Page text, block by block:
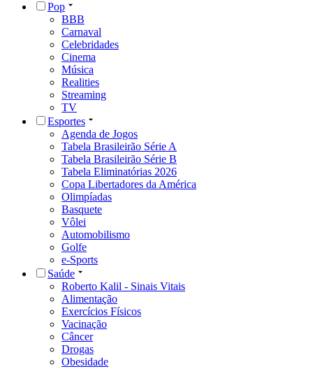
Pop
BBB
Carnaval
Celebridades
Cinema
Música
Realities
Streaming
TV
Esportes
Agenda de Jogos
Tabela Brasileirão Série A
Tabela Brasileirão Série B
Tabela Eliminatórias 2026
Copa Libertadores da América
Olimpíadas
Basquete
Vôlei
Automobilismo
Golfe
e-Sports
Saúde
Roberto Kalil - Sinais Vitais
Alimentação
Exercícios Físicos
Vacinação
Câncer
Drogas
Obesidade